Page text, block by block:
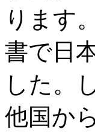
ります
書で日
した。
他国か